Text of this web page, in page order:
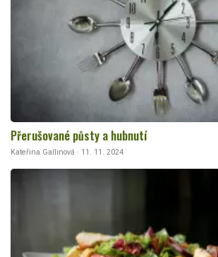
Přerušované půsty a hubnutí
Kateřina Gallinová · 11. 11. 2024